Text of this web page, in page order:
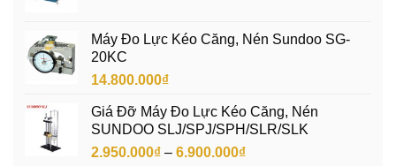
75.000.000₫.là:
Máy Đo Lực Kéo Căng, Nén Sundoo SG-
20KC
14.800.000₫
Giá Đỡ Máy Đo Lực Kéo Căng, Nén
SUNDOO SLJ/SPJ/SPH/SLR/SLK
2.950.000₫ – 6.900.000₫Khoảng